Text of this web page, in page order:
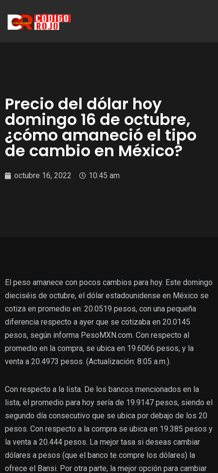
Precio del dólar hoy
domingo 16 de octubre,
¿cómo amaneció el tipo
de cambio en México?
octubre 16, 2022 10:45 am
El peso amanece con pocos cambios para hoy. Este domingo
dieciséis de octubre, el dólar estadounidense en México se
cotiza en promedio en: 20.0519 pesos, con una pequeña
diferencia respecto a ayer que se cotizaba en 20.0145
pesos, según informa PesoMXN.com. Con respecto al
promedio en la compra, se ubica en 19.6066 pesos, y la
venta a 20.4973 pesos. (Actualización: 8:05 a.m.).
Con respecto a la lista. De los bancos mencionados en la
lista, el promedio para hoy sería de 19.9147 pesos, siendo el
segundo día consecutivo que se ubica por debajo de los 20
pesos. Con respecto a la compra se ubica en 19.385 pesos y
la venta a 20.444 pesos. La mejor tasa si deseas cambiar
dólares a pesos (que el banco te compre los dólares) la
ofrece el Bansi. Por otra parte, la mejor opción para cambiar